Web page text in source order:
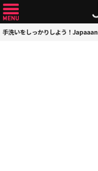
手洗いをしっかりしよう！Japaaan